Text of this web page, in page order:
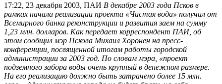
17:22, 23 декабря 2003, ПАИ В декабре 2003 года Псков в
рамках начала реализации проекта «Чистая вода» получил от
Всемирного банка реконструкции и развития заем на сумму
1,23 млн. долларов. Как передает корреспондент ПАИ, об
этом сообщил мэр Пскова Михаил Хоронен на пресс-
конференции, посвященной итогам работы городской
администрации за 2003 год. По словам мэра, «проект
подземного забора воды очень крупный в денежном размере.
На его реализацию должно быть затрачено более 15 млн.